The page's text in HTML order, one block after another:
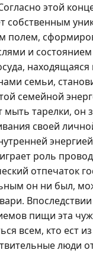
этой
собственным
полем,
и состоянием
семьи,
семейной
мыть тарелки, он
своей
роль
отпечаток
он ни был,
пищи эта
всем, кто ест
люди